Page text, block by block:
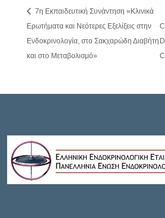
7η Εκπαιδευτική Συνάντηση «Κλινικά
Ερωτήματα και Νεότερες Εξελίξεις στην
Ενδοκρινολογία, στο Σακχαρώδη Διαβήτη
και στο Μεταβολισμό»